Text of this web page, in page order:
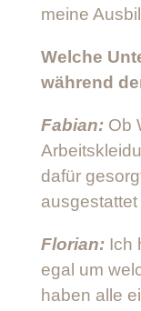
meine
Welche
während
Fabian:Ob
dafür
Florian: Ich
egal um
haben alle